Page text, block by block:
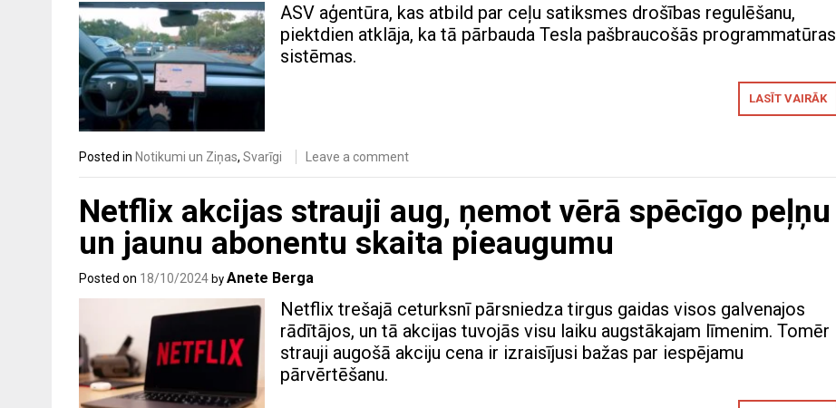
ASV aģentūra, kas atbild par ceļu satiksmes drošības regulēšanu,
piektdien atklāja, ka tā pārbauda Tesla pašbraucošās programmatūras
sistēmas.
LASĪT VAIRĀK
Posted in Notikumi un Ziņas, Svarīgi Leave a comment
Netflix akcijas strauji aug, ņemot vērā spēcīgo peļņu
un jaunu abonentu skaita pieaugumu
Posted on 18/10/2024 by Anete Berga
Netflix trešajā ceturksnī pārsniedza tirgus gaidas visos galvenajos
rādītājos, un tā akcijas tuvojās visu laiku augstākajam līmenim. Tomēr
strauji augošā akciju cena ir izraisījusi bažas par iespējamu
pārvērtēšanu.